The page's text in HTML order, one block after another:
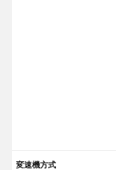
変速機方式